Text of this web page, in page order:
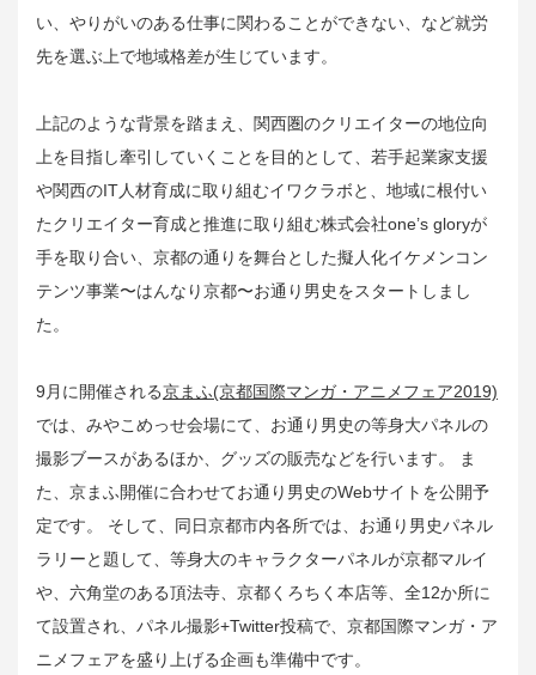
い、やりがいのある仕事に関わることができない、など就労
先を選ぶ上で地域格差が生じています。
上記のような背景を踏まえ、​関西圏のクリエイターの地位向
上を目指し牽引していくことを目的として、​若手起業家支援
や関西のIT人材育成に取り組むイワクラボと、地域に根付い
たクリエイター育成と推進に取り組む株式会社one’s gloryが
手を取り合い、​京都の通りを舞台とした擬人化イケメンコン
テンツ事業〜はんなり京都〜お通り男史をスタートしまし
た。
9月に開催される京まふ(京都国際マンガ・アニメフェア2019)
では、みやこめっせ会場にて、お通り男史の等身大パネルの
撮影ブースがあるほか、グッズの販売などを行います。 ま
た、京まふ開催に合わせてお通り男史のWebサイトを公開予
定です。 そして、同日京都市内各所では、お通り男史パネル
ラリーと題して、等身大のキャラクターパネルが京都マルイ
や、六角堂のある頂法寺、京都くろちく本店等、全12か所に
て設置され、パネル撮影+Twitter投稿で、京都国際マンガ・ア
ニメフェアを盛り上げる企画も準備中です。